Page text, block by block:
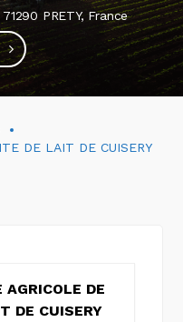
PRETY, France
DE LAIT DE CUISERY
AGRICOLE DE
DE CUISERY